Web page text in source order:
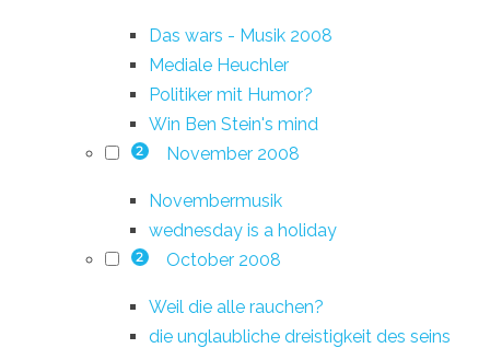
Das wars - Musik 2008
Mediale Heuchler
Politiker mit Humor?
Win Ben Stein's mind
2 November 2008
Novembermusik
wednesday is a holiday
2 October 2008
Weil die alle rauchen?
die unglaubliche dreistigkeit des seins